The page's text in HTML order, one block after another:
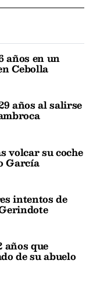
años en un
Cebolla
años al salirse
volcar su coche
García
intentos de
años que
de su abuelo